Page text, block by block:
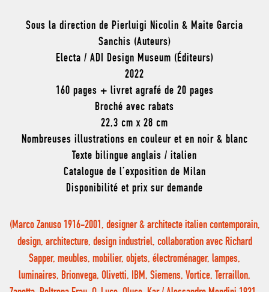
Sous la direction de Pierluigi Nicolin & Maite Garcia
Sanchis (Auteurs)
Electa / ADI Design Museum (Éditeurs)
2022
160 pages + livret agrafé de 20 pages
Broché avec rabats
22,3 cm x 28 cm
Nombreuses illustrations en couleur et en noir & blanc
Texte bilingue anglais / italien
Catalogue de l’exposition de Milan
Disponibilité et prix sur demande
(Marco Zanuso 1916-2001, designer & architecte italien contemporain,
design, architecture, design industriel, collaboration avec Richard
Sapper, meubles, mobilier, objets, électroménager, lampes,
luminaires, Brionvega, Olivetti, IBM, Siemens, Vortice, Terraillon,